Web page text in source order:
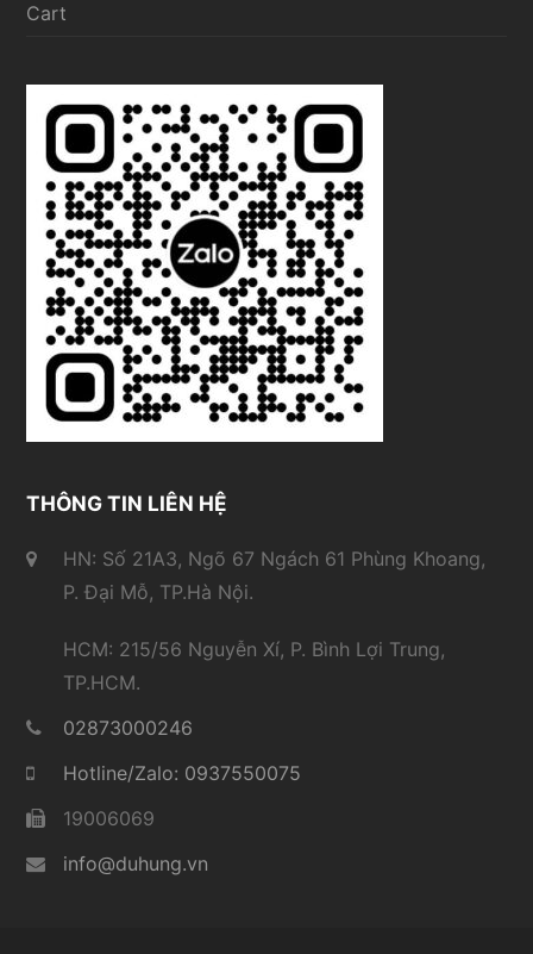
Cart
THÔNG TIN LIÊN HỆ
HN: Số 21A3, Ngõ 67 Ngách 61 Phùng Khoang,
P. Đại Mỗ, TP.Hà Nội.
HCM: 215/56 Nguyễn Xí, P. Bình Lợi Trung,
TP.HCM.
02873000246
Hotline/Zalo: 0937550075
19006069
info@duhung.vn